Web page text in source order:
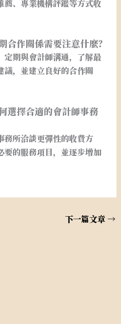
薦、專業機構評鑑等方式收
合作關係需要注意什麼？
定期與會計師溝通，了解最
議，並建立良好的合作關
選擇合適的會計師事務
務所洽談更彈性的收費方
要的服務項目，並逐步增加
下一篇文章→